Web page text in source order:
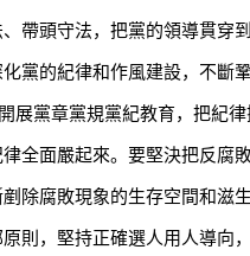
帶頭守法，把黨的領導貫穿
黨的紀律和作風建設，不斷
展黨章黨規黨紀教育，把紀
全面嚴起來。要堅決把反腐
除腐敗現象的生存空間和滋
則，堅持正確選人用人導向